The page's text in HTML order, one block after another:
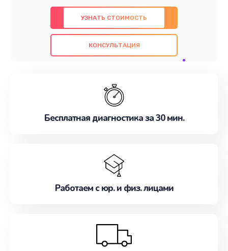
предлагаем быстрый и качественный ремонт с
использованием оригинальных компонентов, а
также гарантируем качество всех
проведенных работ. Наша цель - предоставить
наилучшим образом. Не медлите записаться на
УЗНАТЬ СТОИМОСТЬ
КОНСУЛЬТАЦИЯ
Бесплатная диагностика за 30 мин.
Работаем с юр. и физ. лицами